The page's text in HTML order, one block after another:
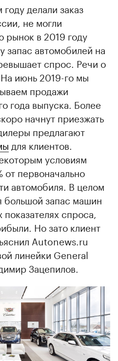
делали заказ
не могли
рынок в 2019 году
запас автомобилей на
спрос. Речи о
июнь 2019-го мы
продажи
года выпуска. Более
начнут приезжать
предлагают
для клиентов.
условиям
от первоначально
автомобиля. В целом
запас машин
спроса,
Но зато клиент
Autonews.ru
линейки General
Зацепилов.